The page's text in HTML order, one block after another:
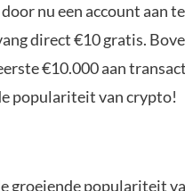
nu een account aan
direct €10 gratis.
€10.000 aan
populariteit van crypto!
groeiende populariteit